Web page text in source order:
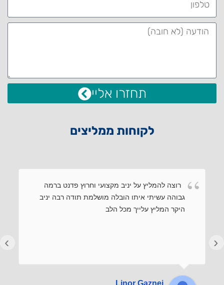
תחזרו אליי
לקוחות ממליצים
רוצה להמליץ על יניב מקצועי וחרוץ פדנט ברמה
גבוהה עשיתי איתו הובלה מושלמת תודה רבה יניב
היקר המליץ עלייך מכל הלב
‹
›